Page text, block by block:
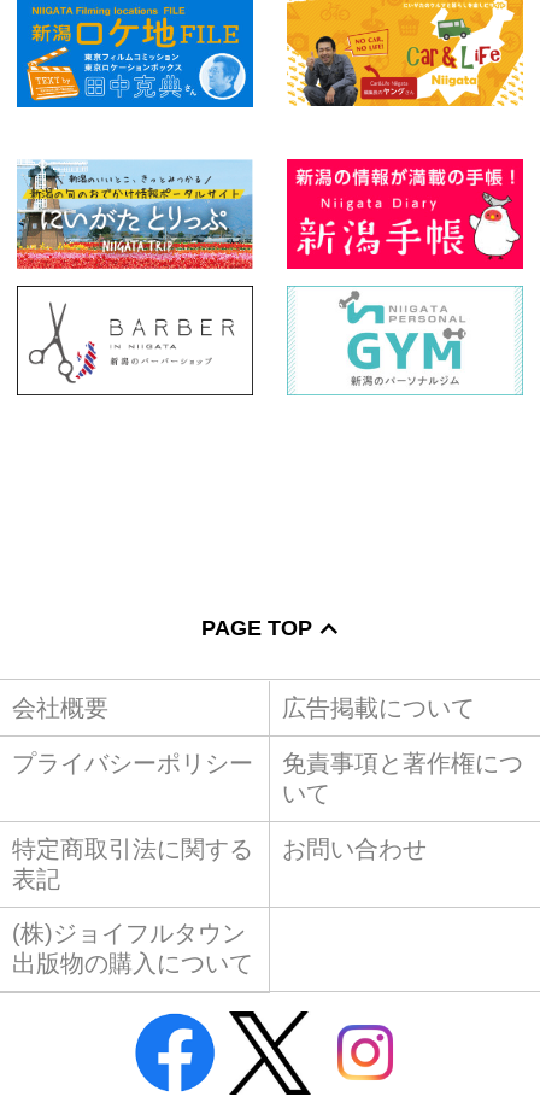
PAGE TOP
会社概要 広告掲載について
プライバシーポリシー
免責事項と著作権につ
いて
特定商取引法に関する
表記
お問い合わせ
(株)ジョイフルタウン
出版物の購入について